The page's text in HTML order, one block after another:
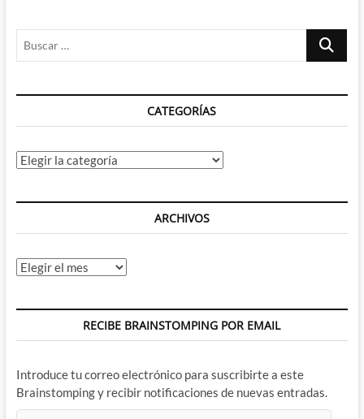
Buscar
CATEGORÍAS
Categorías
ARCHIVOS
Archivos
RECIBE BRAINSTOMPING POR EMAIL
Introduce tu correo electrónico para suscribirte a este
Brainstomping y recibir notificaciones de nuevas entradas.